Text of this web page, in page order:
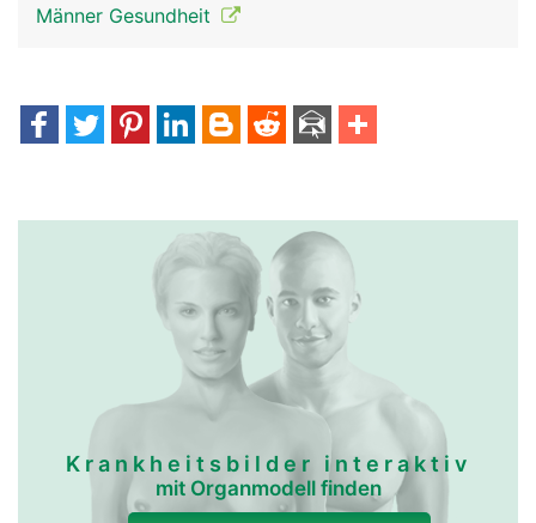
Männer Gesundheit
Krankheitsbilder interaktiv
mit Organmodell finden